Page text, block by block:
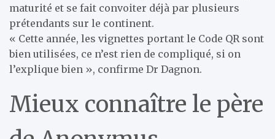
maturité et se fait convoiter déjà par plusieurs
prétendants sur le continent.
« Cette année, les vignettes portant le Code QR sont
bien utilisées, ce n’est rien de compliqué, si on
l’explique bien », confirme Dr Dagnon.
Mieux connaître le père